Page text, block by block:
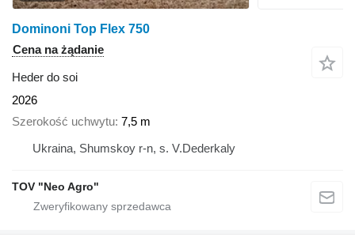
Dominoni Top Flex 750
Cena na żądanie
Heder do soi
2026
Szerokość uchwytu 7,5 m
Ukraina, Shumskoy r-n, s. V.Dederkaly
TOV "Neo Agro"